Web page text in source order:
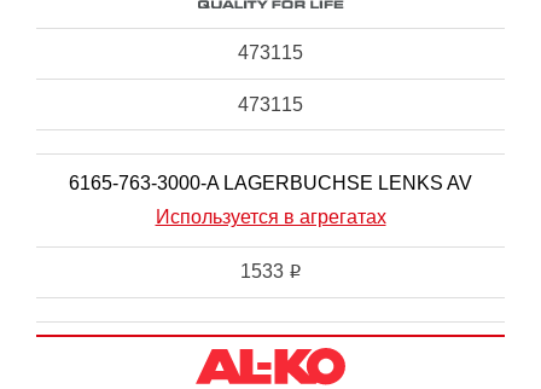
473115
473115
6165-763-3000-A LAGERBUCHSE LENKS AV
Используется в агрегатах
1533 i